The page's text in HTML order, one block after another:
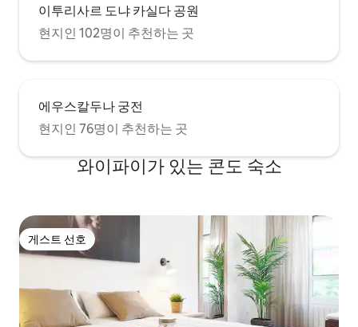
이투리사르 도냐 카실다 공원
현지인 102명이 추천하는 곳
에우스칼두나 궁전
현지인 76명이 추천하는 곳
와이파이가 있는 콘도 숙소
게스트 선호
게스트 선호